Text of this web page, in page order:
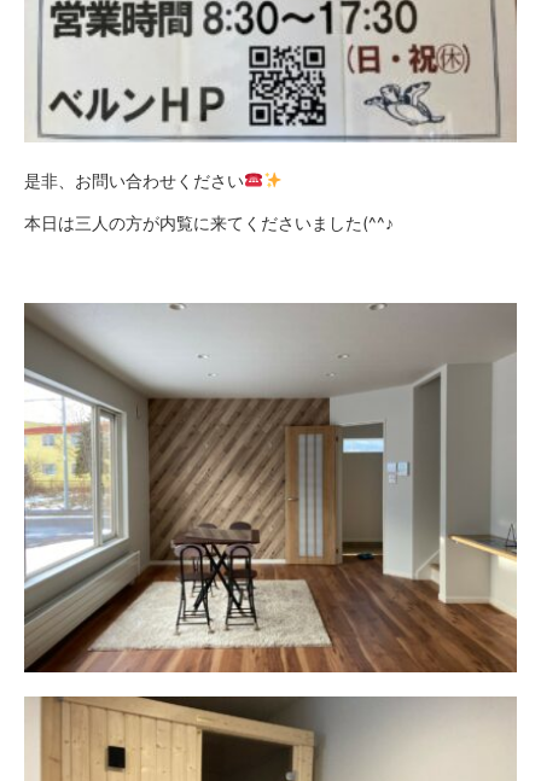
是非、お問い合わせください
本日は三人の方が内覧に来てくださいました(^^♪